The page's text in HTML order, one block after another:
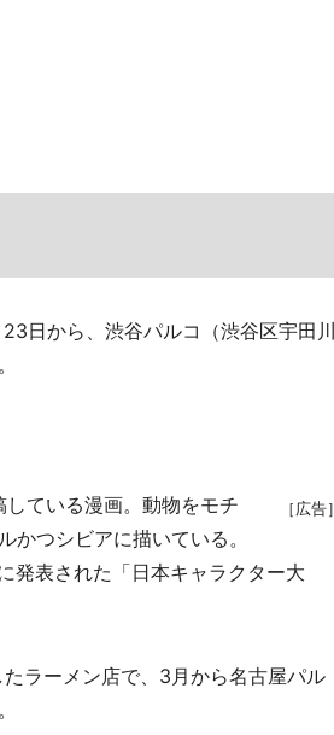
日から、渋谷パルコ（渋谷区宇田川
［広告］
ている漫画。動物をモチ
つシビアに描いている。
発表された「日本キャラクター大
ラーメン店で、3月から名古屋パル